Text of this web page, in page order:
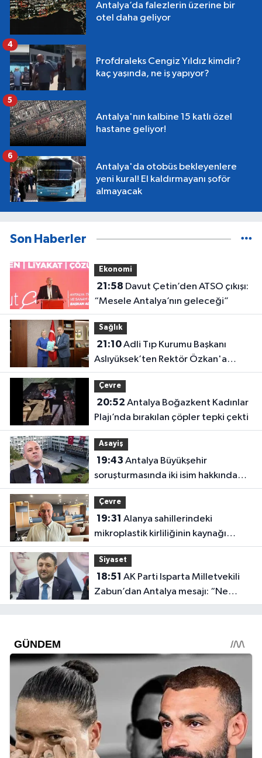
Antalya’da falezlerin üzerine bir
otel daha geliyor
Profdraleks Cengiz Yıldız kimdir?
kaç yaşında, ne iş yapıyor?
4
Antalya'nın kalbine 15 katlı özel
hastane geliyor!
5
Antalya'da otobüs bekleyenlere
yeni kural! El kaldırmayanı şoför
almayacak
6
Son Haberler
Ekonomi
21:58
“Mesele Antalya’nın geleceği”
Sağlık
21:10Adli Tıp Kurumu Başkanı
Aslıyüksek’ten Rektör Özkan'a
davet
Çevre
20:52
Plajı’nda bırakılan çöpler tepki çekti
Asayiş
19:43
soruşturmasında iki isim hakkında
yeni karar
Çevre
19:31
mikroplastik kirliliğinin kaynağı
açıklandı
Siyaset
18:51
Zabun’dan Antalya mesajı: “Ne
dediysek o”